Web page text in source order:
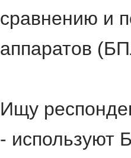
сравнению и
аппаратов
Ищу
- используют